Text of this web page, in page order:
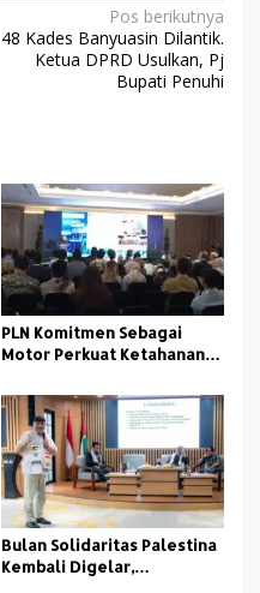
Pos berikutnya
48 Kades Banyuasin Dilantik.
Ketua DPRD Usulkan, Pj
Bupati Penuhi
PLN Komitmen Sebagai
Motor Perkuat Ketahanan
Connect 2025
Bulan Solidaritas Palestina
Kembali Digelar,